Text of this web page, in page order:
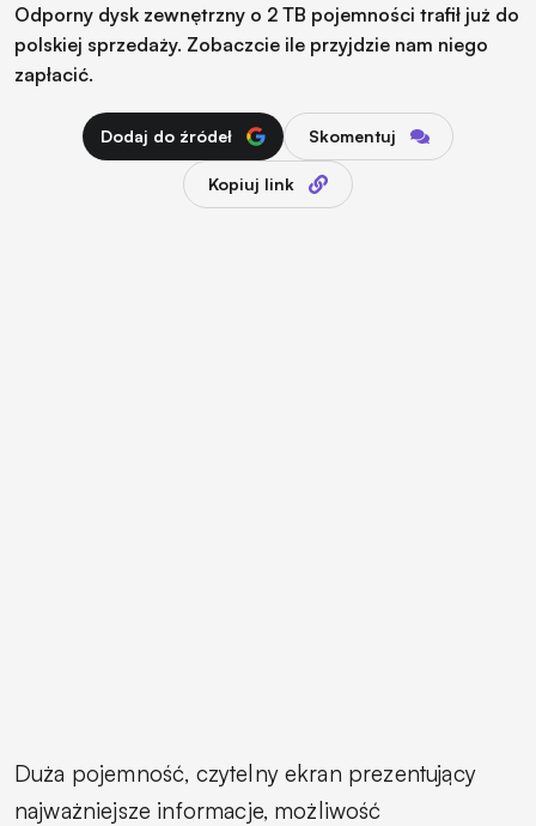
Odporny dysk zewnętrzny o 2 TB pojemności trafił już do
polskiej sprzedaży. Zobaczcie ile przyjdzie nam niego
zapłacić.
Dodaj do źródeł Skomentuj
Kopiuj link
Duża pojemność, czytelny ekran prezentujący
najważniejsze informacje, możliwość